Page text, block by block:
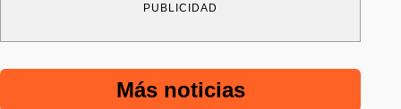
PUBLICIDAD
Más noticias